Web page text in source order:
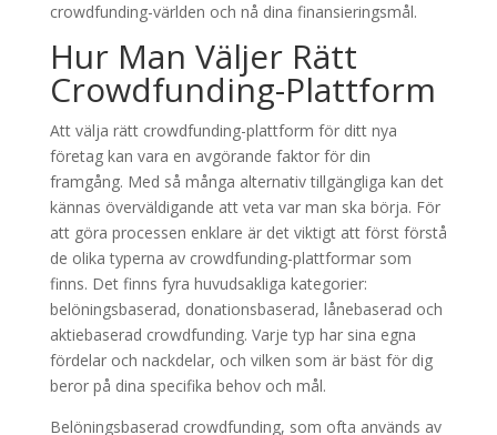
crowdfunding-världen och nå dina finansieringsmål.
Hur Man Väljer Rätt
Crowdfunding-Plattform
Att välja rätt crowdfunding-plattform för ditt nya
företag kan vara en avgörande faktor för din
framgång. Med så många alternativ tillgängliga kan det
kännas överväldigande att veta var man ska börja. För
att göra processen enklare är det viktigt att först förstå
de olika typerna av crowdfunding-plattformar som
finns. Det finns fyra huvudsakliga kategorier:
belöningsbaserad, donationsbaserad, lånebaserad och
aktiebaserad crowdfunding. Varje typ har sina egna
fördelar och nackdelar, och vilken som är bäst för dig
beror på dina specifika behov och mål.
Belöningsbaserad crowdfunding, som ofta används av